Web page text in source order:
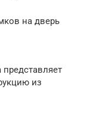
на дверь
из